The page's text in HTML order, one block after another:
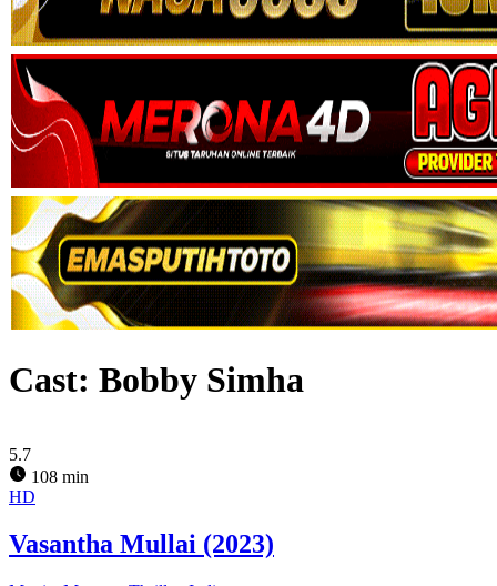
Cast: Bobby Simha
5.7
108 min
HD
Vasantha Mullai (2023)